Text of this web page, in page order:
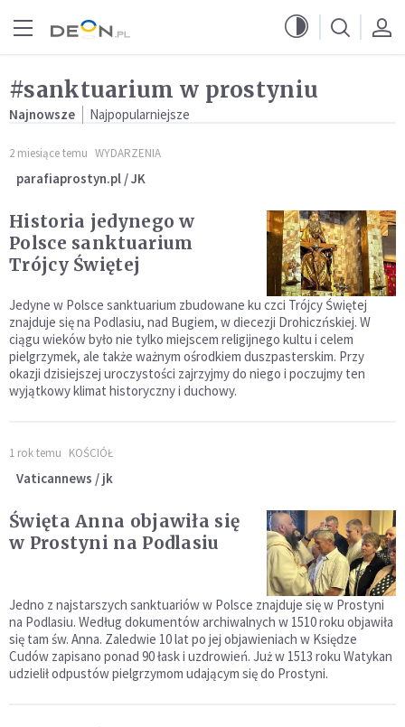
#sanktuarium w prostyniu
Najnowsze Najpopularniejsze
2 miesiące temu WYDARZENIA
parafiaprostyn.pl / JK
Historia jedynego w
Polsce sanktuarium
Trójcy Świętej
Jedyne w Polsce sanktuarium zbudowane ku czci Trójcy Świętej
znajduje się na Podlasiu, nad Bugiem, w diecezji Drohiczńskiej. W
ciągu wieków było nie tylko miejscem religijnego kultu i celem
pielgrzymek, ale także ważnym ośrodkiem duszpasterskim. Przy
okazji dzisiejszej uroczystości zajrzyjmy do niego i poczujmy ten
wyjątkowy klimat historyczny i duchowy.
1 rok temu KOŚCIÓŁ
Vaticannews / jk
Święta Anna objawiła się
w Prostyni na Podlasiu
Jedno z najstarszych sanktuariów w Polsce znajduje się w Prostyni
na Podlasiu. Według dokumentów archiwalnych w 1510 roku objawiła
się tam św. Anna. Zaledwie 10 lat po jej objawieniach w Księdze
Cudów zapisano ponad 90 łask i uzdrowień. Już w 1513 roku Watykan
udzielił odpustów pielgrzymom udającym się do Prostyni.